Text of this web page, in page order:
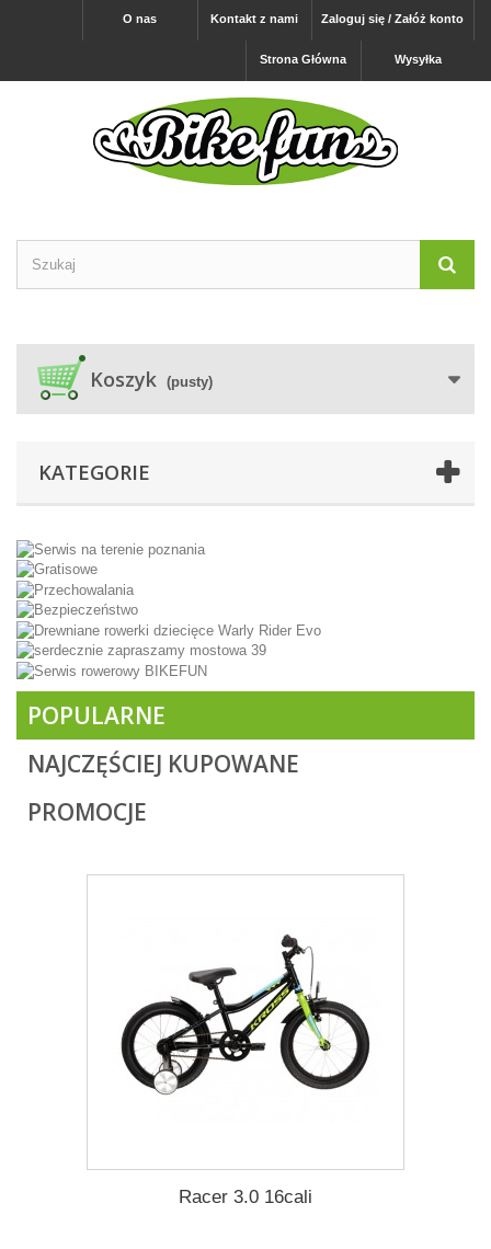
Zaloguj się / Załóż konto
Kontakt z nami
O nas
Wysyłka
Strona Główna
Koszyk (pusty)
KATEGORIE
POPULARNE
NAJCZĘŚCIEJ KUPOWANE
PROMOCJE
Racer 3.0 16cali